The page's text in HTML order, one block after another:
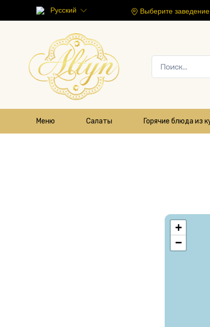
Русский Выберите заведение
Меню Салаты Горячие блюда из
+
−